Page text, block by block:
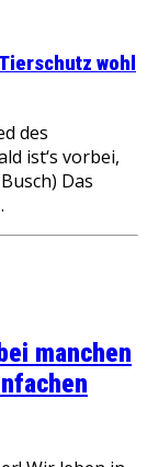
wohl
des
ist‘s vorbei,
Das
manchen